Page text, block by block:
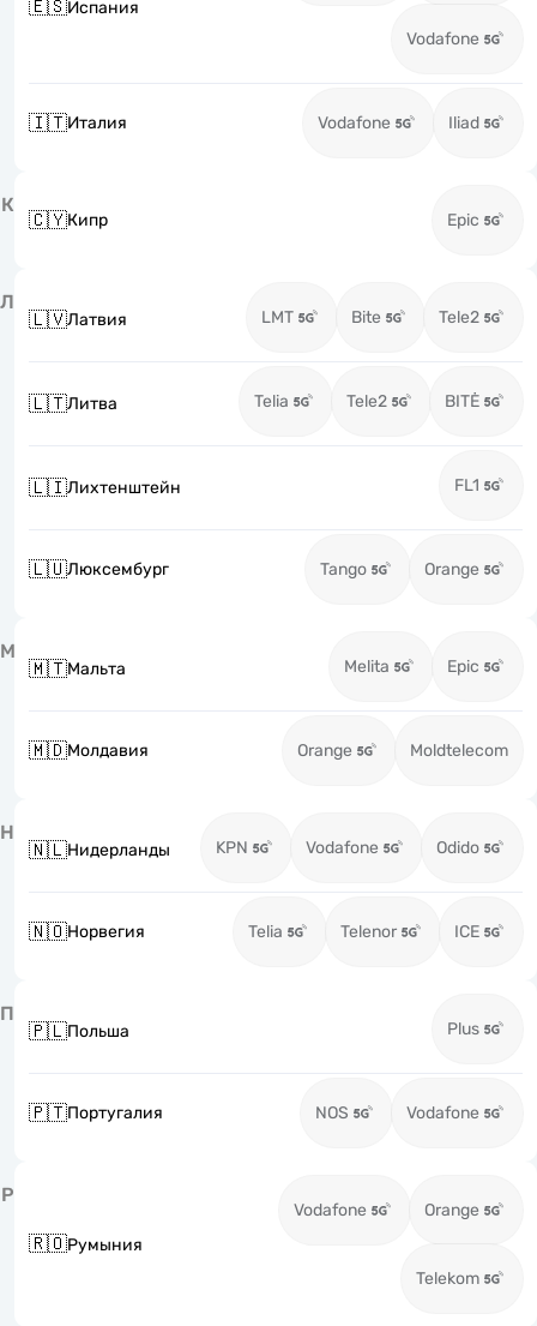
🇪🇸Испания
Vodafone
🇮🇹Италия Vodafone Iliad
К
🇨🇾Кипр Epic
Л
🇱🇻Латвия LMT Bite Tele2
🇱🇹Литва Telia Tele2 BITĖ
🇱🇮Лихтенштейн FL1
🇱🇺Люксембург Tango Orange
М
🇲🇹Мальта Melita Epic
🇲🇩Молдавия Orange Moldtelecom
Н
🇳🇱Нидерланды KPN Vodafone Odido
🇳🇴Норвегия Telia Telenor ICE
П
🇵🇱Польша Plus
🇵🇹Португалия NOS Vodafone
Р
🇷🇴Румыния
Vodafone Orange
Telekom